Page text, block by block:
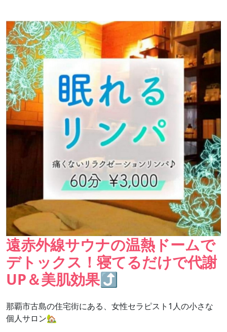
遠赤外線サウナの温熱ドームで
デトックス！寝てるだけで代謝
UP＆美肌効果⤴
那覇市古島の住宅街にある、女性セラピスト1人の小さな
個人サロン🏡